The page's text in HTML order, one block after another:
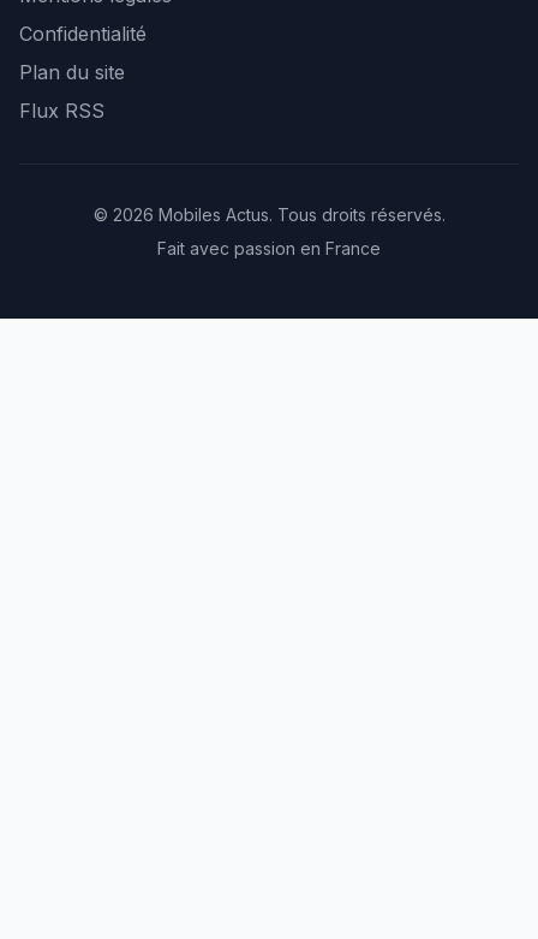
Confidentialité
Plan du site
Flux RSS
© 2026 Mobiles Actus. Tous droits réservés.
Fait avec passion en France